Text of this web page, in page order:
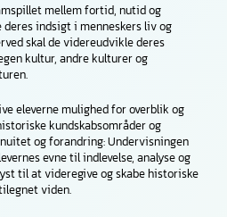
mellem fortid, nutid og
indsigt i menneskers liv og
skal de videreudvikle deres
kultur, andre kulturer og
eleverne mulighed for overblik og
kundskabsområder og
og forandring: Undervisningen
evne til indlevelse, analyse og
til at videregive og skabe historiske
viden.